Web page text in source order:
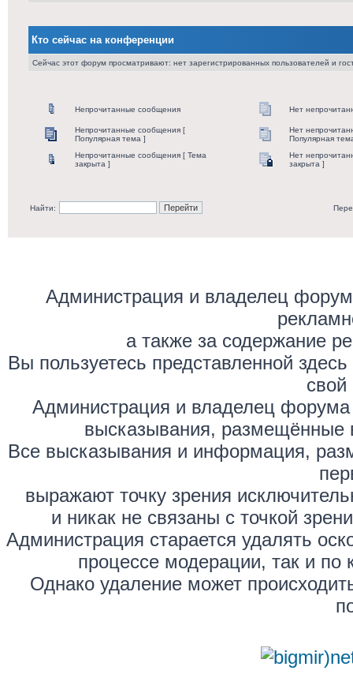
Кто сейчас на конференции
Сейчас этот форум просматривают: нет зарегистрированных пользователей и
Непрочитанные сообщения Нет
Непрочитанные сообщения [
Популярная тема ]
Нет
Популярная
Непрочитанные сообщения [ Тема
закрыта ]
Нет
закрыта ]
Найти:
Администрация и владелец
а также за содержание
Вы пользуетесь представленной
свой
Администрация и владелец форума
высказывания, размещённые
Все высказывания и информация,
выражают точку зрения
и никак не связаны с точкой
Администрация старается удалять
процессе модерации, так и по
Однако удаление может